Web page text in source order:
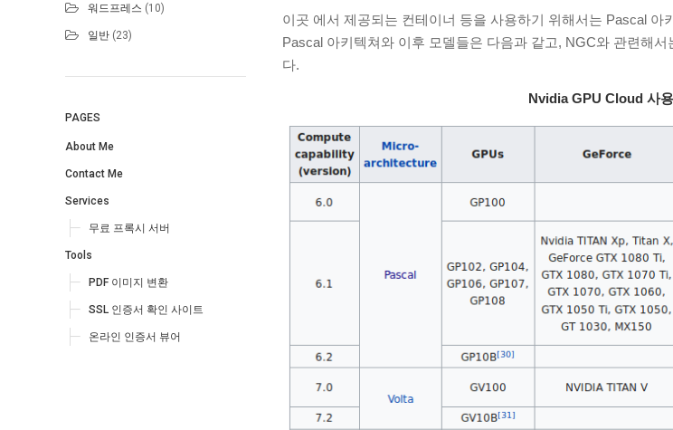
워드프레스 (10)
일반 (23)
PAGES
About Me
Contact Me
Services
무료 프록시 서버
Tools
PDF 이미지 변환
SSL 인증서 확인 사이트
온라인 인증서 뷰어
이곳 에서 제공되는 컨테이너 등을 사용하기 위해서는 Pascal 아
Pascal 아키텍쳐와 이후 모델들은 다음과 같고, NGC와 관련해
다.
Nvidia GPU Cloud 사